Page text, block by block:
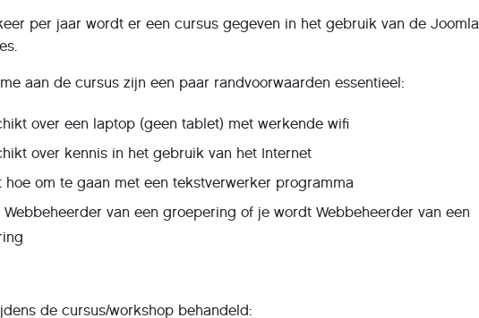
per jaar wordt er een cursus gegeven in het gebruik van de Joomla
aan de cursus zijn een paar randvoorwaarden essentieel:
over een laptop (geen tablet) met werkende wifi
over kennis in het gebruik van het Internet
hoe om te gaan met een tekstverwerker programma
van een groepering of je wordt Webbeheerder van een
de cursus/workshop behandeld: